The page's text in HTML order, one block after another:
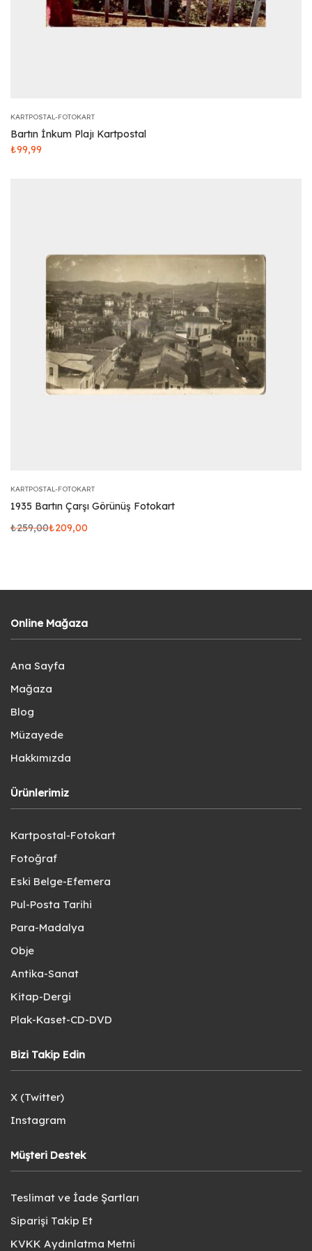
KARTPOSTAL-FOTOKART
Bartın İnkum Plajı Kartpostal
₺99,99
KARTPOSTAL-FOTOKART
1935 Bartın Çarşı Görünüş Fotokart
₺259,00₺209,00
Online Mağaza
Ana Sayfa
Mağaza
Blog
Müzayede
Hakkımızda
Ürünlerimiz
Kartpostal-Fotokart
Fotoğraf
Eski Belge-Efemera
Pul-Posta Tarihi
Para-Madalya
Obje
Antika-Sanat
Kitap-Dergi
Plak-Kaset-CD-DVD
Bizi Takip Edin
X (Twitter)
Instagram
Müşteri Destek
Teslimat ve İade Şartları
Siparişi Takip Et
KVKK Aydınlatma Metni